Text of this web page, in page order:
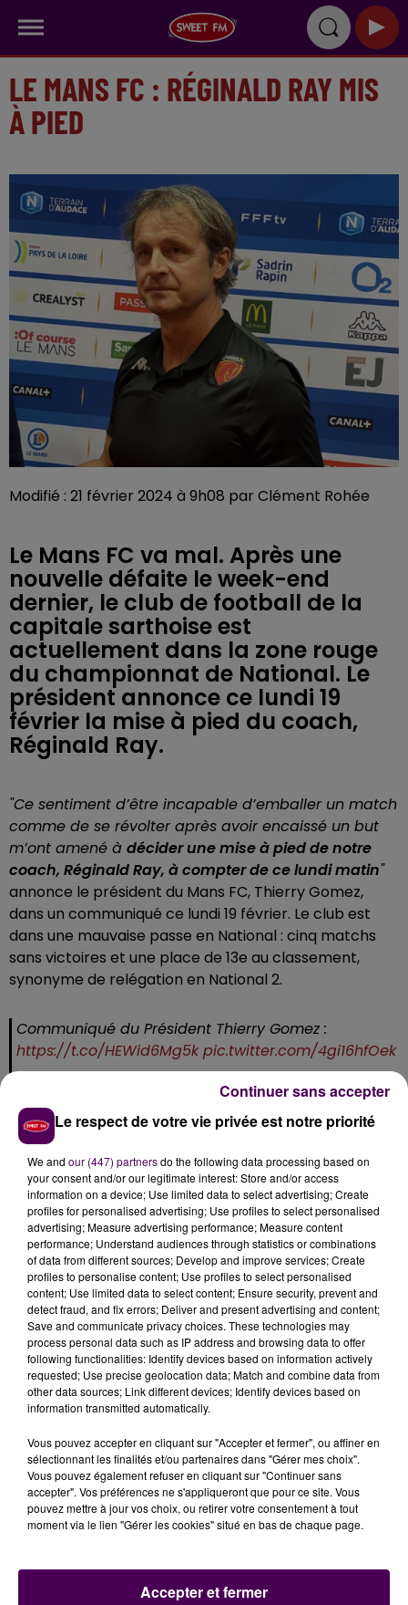
LE MANS FC : RÉGINALD RAY MIS
À PIED
Modifié : 21 février 2024 à 9h08 par Clément Rohée
Le Mans FC va mal. Après une
nouvelle défaite le week-end
dernier, le club de football de la
capitale sarthoise est
actuellement dans la zone rouge
du championnat de National. Le
président annonce ce lundi 19
février la mise à pied du coach,
Réginald Ray.
"Ce sentiment d’être incapable d’emballer un match
comme de se révolter après avoir encaissé un but
m’ont amené à décider une mise à pied de notre
coach, Réginald Ray, à compter de ce lundi matin"
annonce le président du Mans FC, Thierry Gomez,
dans un communiqué ce lundi 19 février. Le club est
dans une mauvaise passe en National : cinq matchs
sans victoires et une place de 13e au classement,
synonyme de relégation en National 2.
Communiqué du Président Thierry Gomez :
https://t.co/HEWid6Mg5k pic.twitter.com/4gi16hfOek
— LE MANS FC (@LEMANSFC)February 19, 2024
L'ADJOINT POUR PARER AU PROCHAIN
MATCH
"Nous devons retrouver de l’ambition, du plaisir et se
rappeler que le football est un jeu dont l’objectif doit
être de marquer un but de plus que l’adversaire. J’ai
aussi envie de vous dire que notre prochain match
face au leader incontesté, le Red Star, tombe à pic,
pour se lâcher etmontrer un nouveau visage
puisque tout le monde nous donne déjà perdants
sur cette rencontre"poursuit Thierry Gomez qui confie
Yohann Feurprier-entraîneur adjoint du Mans FC-
"la responsabilité de préparer cette rencontre avec
Le respect de votre vie privée est notre priorité
We and our (447) partnersdo the following data processing based on
your consent and/or our legitimate interest: Store and/or access
information on a device; Use limited data to select advertising; Create
profiles for personalised advertising; Use profiles to select personalised
advertising; Measure advertising performance; Measure content
performance; Understand audiences through statistics or combinations
of data from different sources; Develop and improve services; Create
profiles to personalise content; Use profiles to select personalised
content; Use limited data to select content; Ensure security, prevent and
detect fraud, and fix errors; Deliver and present advertising and content;
Save and communicate privacy choices. These technologies may
process personal data such as IP address and browsing data to offer
following functionalities: Identify devices based on information actively
requested; Use precise geolocation data; Match and combine data from
other data sources; Link different devices; Identify devices based on
information transmitted automatically.
Vous pouvez accepter en cliquant sur "Accepter et fermer", ou affiner en
sélectionnant les finalités et/ou partenaires dans "Gérer mes choix".
Vous pouvez également refuser en cliquant sur "Continuer sans
accepter". Vos préférences ne s'appliqueront que pour ce site. Vous
pouvez mettre à jour vos choix, ou retirer votre consentement à tout
moment via le lien "Gérer les cookies" situé en bas de chaque page.
Accepter et fermer
Continuer sans accepter